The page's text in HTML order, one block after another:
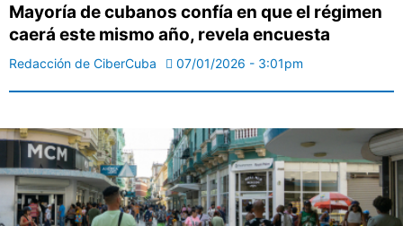
Mayoría de cubanos confía en que el régimen
caerá este mismo año, revela encuesta
Redacción de CiberCuba 07/01/2026 - 3:01pm